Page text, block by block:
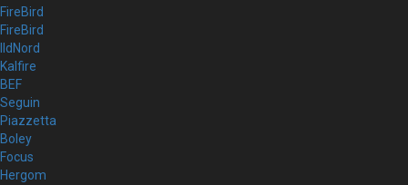
FireBird
FireBird
IldNord
Kalfire
BEF
Seguin
Piazzetta
Boley
Focus
Hergom